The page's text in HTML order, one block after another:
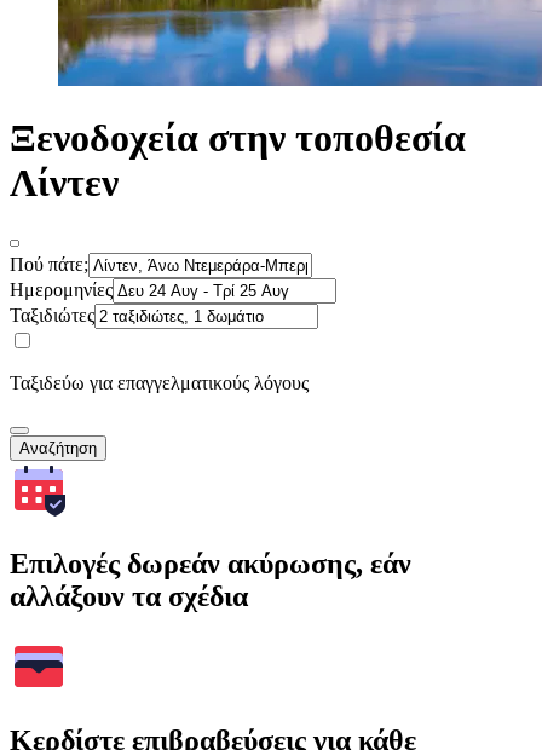
Ξενοδοχεία στην τοποθεσία
Λίντεν
Πού πάτε;
Ημερομηνίες
Ταξιδιώτες
Ταξιδεύω για επαγγελματικούς λόγους
Αναζήτηση
Επιλογές δωρεάν ακύρωσης, εάν
αλλάξουν τα σχέδια
Κερδίστε επιβραβεύσεις για κάθε